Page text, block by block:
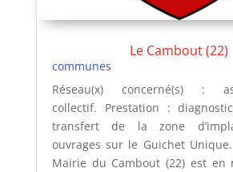
Le Cambout (22)
communes
Réseau(x) concerné(s) :
collectif. Prestation :
transfert de la zone
ouvrages sur le Guichet
Mairie du Cambout (22) est en